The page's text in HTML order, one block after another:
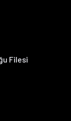
Filesi